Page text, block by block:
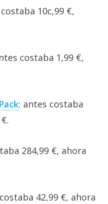
10c,99 €,
costaba 1,99 €,
: antes costaba
284,99 €, ahora
42,99 €, ahora